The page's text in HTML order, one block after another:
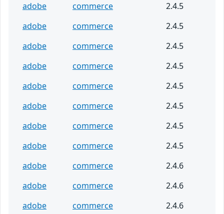
adobe
commerce
2.4.5
adobe
commerce
2.4.5
adobe
commerce
2.4.5
adobe
commerce
2.4.5
adobe
commerce
2.4.5
adobe
commerce
2.4.5
adobe
commerce
2.4.5
adobe
commerce
2.4.5
adobe
commerce
2.4.6
adobe
commerce
2.4.6
adobe
commerce
2.4.6